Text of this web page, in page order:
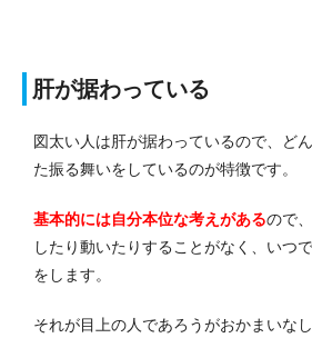
肝が据わっている
図太い人は肝が据わっているので、ど
た振る舞いをしているのが特徴です。
基本的には自分本位な考えがあるので
したり動いたりすることがなく、いつ
をします。
それが目上の人であろうがおかまいなし